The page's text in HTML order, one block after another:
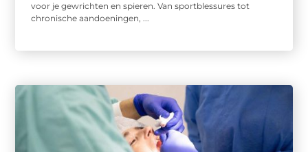
voor je gewrichten en spieren. Van sportblessures tot
chronische aandoeningen, ...